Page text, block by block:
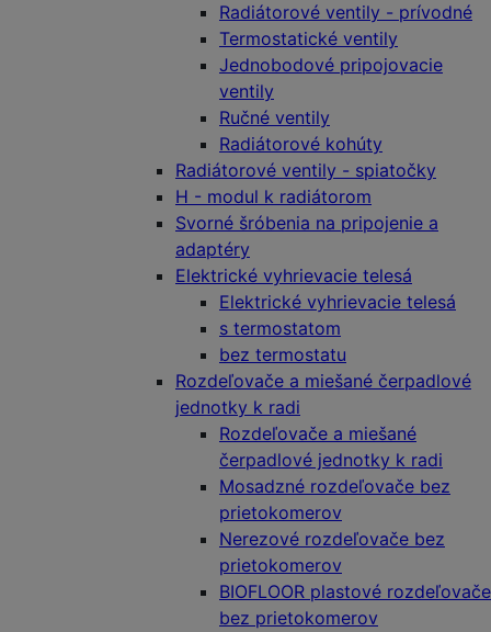
Radiátorové ventily - prívodné
Termostatické ventily
Jednobodové pripojovacie
ventily
Ručné ventily
Radiátorové kohúty
Radiátorové ventily - spiatočky
H - modul k radiátorom
Svorné šróbenia na pripojenie a
adaptéry
Elektrické vyhrievacie telesá
Elektrické vyhrievacie telesá
s termostatom
bez termostatu
Rozdeľovače a miešané čerpadlové
jednotky k radi
Rozdeľovače a miešané
čerpadlové jednotky k radi
Mosadzné rozdeľovače bez
prietokomerov
Nerezové rozdeľovače bez
prietokomerov
BIOFLOOR plastové rozdeľovače
bez prietokomerov